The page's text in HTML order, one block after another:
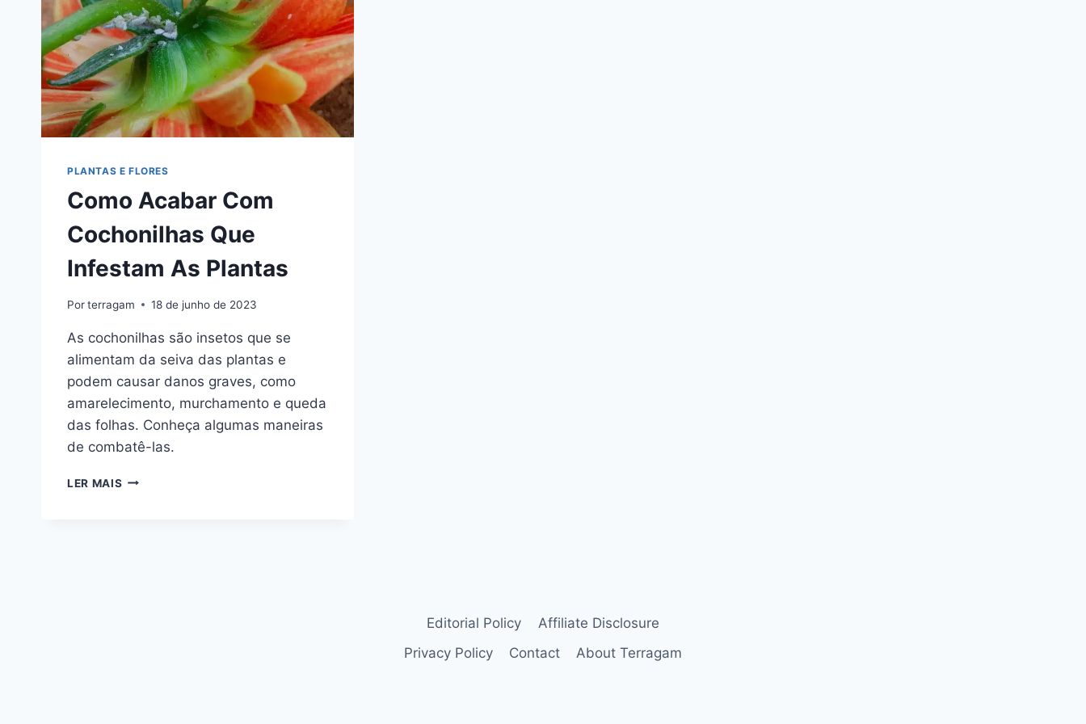
PLANTAS E FLORES
Como Acabar Com
Cochonilhas Que
Infestam As Plantas
Porterragam 18 de junho de 2023
As cochonilhas são insetos que se
alimentam da seiva das plantas e
podem causar danos graves, como
amarelecimento, murchamento e queda
das folhas. Conheça algumas maneiras
de combatê-las.
LER MAIS COMO
Editorial Policy
Affiliate Disclosure
Privacy Policy
Contact About Terragam